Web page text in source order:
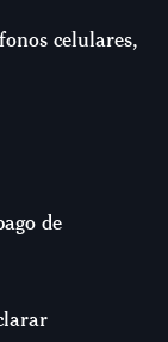
celulares,
de